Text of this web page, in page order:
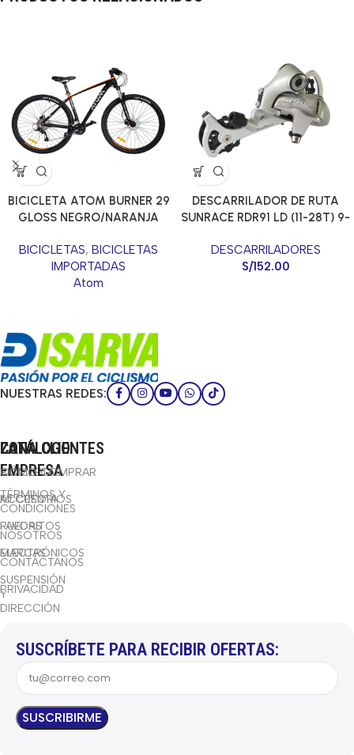
BICICLETA ATOM BURNER 29
GLOSS NEGRO/NARANJA
BICICLETAS, BICICLETAS
IMPORTADAS
Atom
DESCARRILADOR DE RUTA
SUNRACE RDR91 LD (11-28T) 9-
DESCARRILADORES
S/152.00
NUESTRAS REDES:
CATÁLOGO
BICICLETAS
ACCESORIOS
RUEDAS
ELECTRÓNICOS
SUSPENSIÓN
Y
DIRECCIÓN
LA
EMPRESA
TÉRMINOS Y
CONDICIONES
NOSOTROS
CONTÁCTANOS
PRIVACIDAD
ZONA CLIENTES
CÓMO COMPRAR
MI CUENTA
FAVORITOS
MARCAS
SUSCRÍBETE PARA RECIBIR OFERTAS: